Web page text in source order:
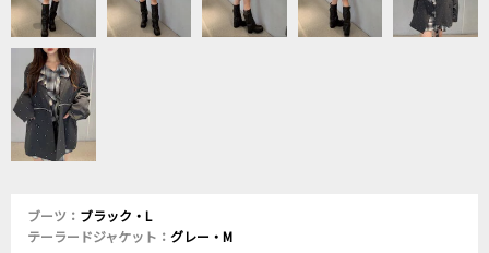
ブーツ： ブラック・L
テーラードジャケット： グレー・M